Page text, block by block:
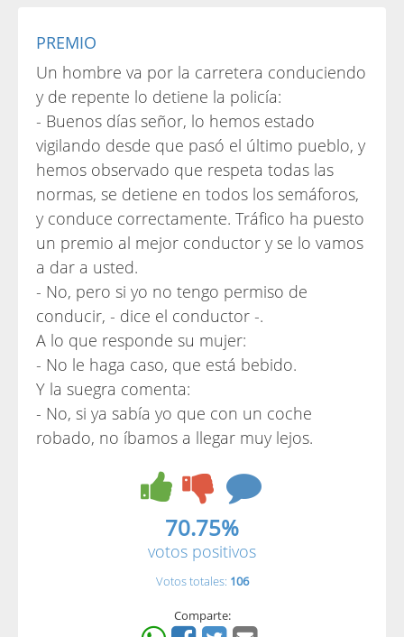
PREMIO
Un hombre va por la carretera conduciendo
y de repente lo detiene la policía:
- Buenos días señor, lo hemos estado
vigilando desde que pasó el último pueblo, y
hemos observado que respeta todas las
normas, se detiene en todos los semáforos,
y conduce correctamente. Tráfico ha puesto
un premio al mejor conductor y se lo vamos
a dar a usted.
- No, pero si yo no tengo permiso de
conducir, - dice el conductor -.
A lo que responde su mujer:
- No le haga caso, que está bebido.
Y la suegra comenta:
- No, si ya sabía yo que con un coche
robado, no íbamos a llegar muy lejos.
70.75%
votos positivos
Votos totales: 106
Comparte: